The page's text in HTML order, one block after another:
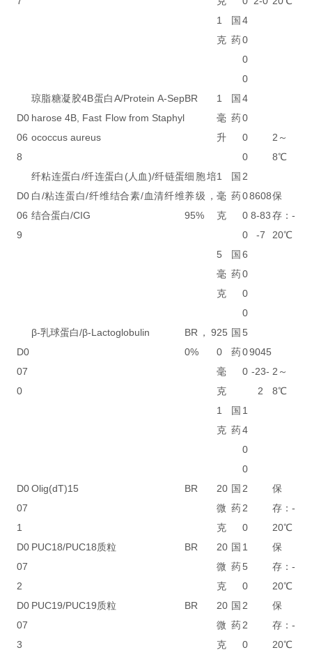
1
克
国
药
4
0
0
0
D0
06
8
琼脂糖凝胶4B蛋白A/Protein A-Sep
harose 4B, Fast Flow from Staphyl
ococcus aureus
BR
1
毫
升
国
药
4
0
0
0
2～
8℃
D0
06
9
纤粘连蛋白/纤连蛋白(人血)/纤链蛋
白/粘连蛋白/纤维结合素/血清纤维
结合蛋白/CIG
细胞培
养级，
95%
1
毫
克
国
药
2
0
0
0
8608
8-83
-7
保
存：-
20℃
5
毫
克
国
药
6
0
0
0
D0
07
0
β-乳球蛋白/β-Lactoglobulin
BR，9
0%
25
0
毫
克
国
药
5
0
0
9045
-23-
2
2～
8℃
1
克
国
药
1
4
0
0
D0
07
1
Olig(dT)15 BR
20
微
克
国
药
2
2
0
保
存：-
20℃
D0
07
2
PUC18/PUC18质粒 BR
20
微
克
国
药
1
5
0
保
存：-
20℃
D0
07
3
PUC19/PUC19质粒 BR
20
微
克
国
药
2
2
0
保
存：-
20℃